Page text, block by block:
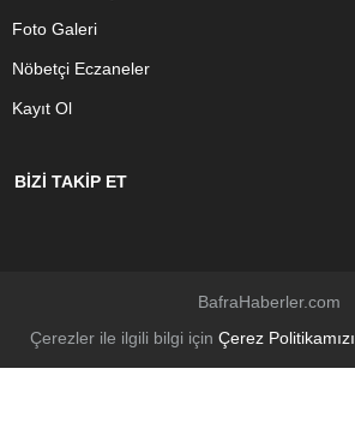
Foto Galeri
Nöbetçi Eczaneler
Kayıt Ol
BİZİ TAKİP ET
BafraHaberler.com
Çerezler ile ilgili bilgi için Çerez Politikamızı